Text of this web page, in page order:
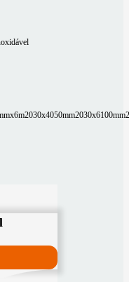
2030x4050mm2030x6100mm